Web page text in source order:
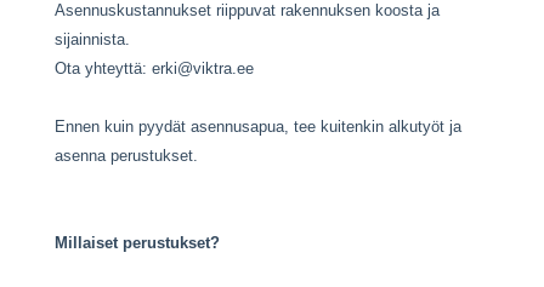
Asennuskustannukset riippuvat rakennuksen koosta ja
sijainnista.
Ota yhteyttä: erki@viktra.ee
Ennen kuin pyydät asennusapua, tee kuitenkin alkutyöt ja
asenna perustukset.
Millaiset perustukset?